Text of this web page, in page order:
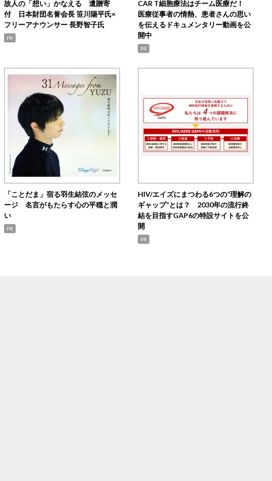
故人の「想い」かなえる 遺贈寄
付 日本財団名誉会長 笹川陽平氏×
フリーアナウンサー 長野智子氏
PR
CAR T細胞療法はチーム医療だ！
医療従事者の情熱、患者さんの思い
を伝えるドキュメンタリー動画を公
開中
PR
「ことだま」宿る羽生結弦のメッセ
ージ 名言がもたらす心の平穏と潤
い
PR
HIV/エイズにまつわる6つの“理解の
ギャップ”とは？ 2030年の流行終
結を目指すGAP6の特設サイトを公
開
PR